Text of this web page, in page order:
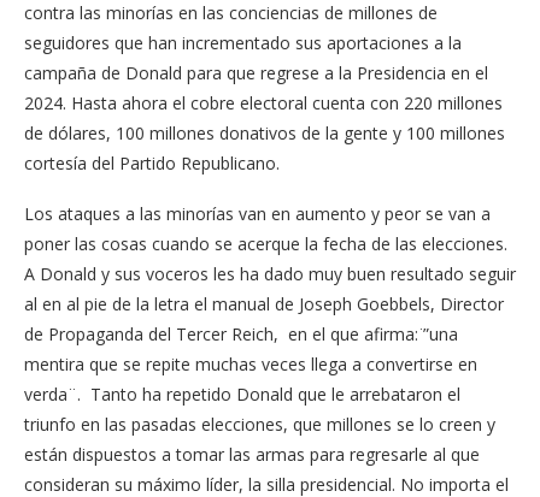
contra las minorías en las conciencias de millones de
seguidores que han incrementado sus aportaciones a la
campaña de Donald para que regrese a la Presidencia en el
2024. Hasta ahora el cobre electoral cuenta con 220 millones
de dólares, 100 millones donativos de la gente y 100 millones
cortesía del Partido Republicano.
Los ataques a las minorías van en aumento y peor se van a
poner las cosas cuando se acerque la fecha de las elecciones.
A Donald y sus voceros les ha dado muy buen resultado seguir
al en al pie de la letra el manual de Joseph Goebbels, Director
de Propaganda del Tercer Reich, en el que afirma: ̈”una
mentira que se repite muchas veces llega a convertirse en
verda¨. Tanto ha repetido Donald que le arrebataron el
triunfo en las pasadas elecciones, que millones se lo creen y
están dispuestos a tomar las armas para regresarle al que
consideran su máximo líder, la silla presidencial. No importa el